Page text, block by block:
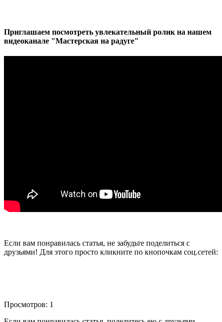
Приглашаем посмотреть увлекательный ролик на нашем
видеоканале "Мастерская на радуге"
Если вам понравилась статья, не забудьте поделиться с
друзьями! Для этого просто кликните по кнопочкам соц.сетей:
Просмотров: 1